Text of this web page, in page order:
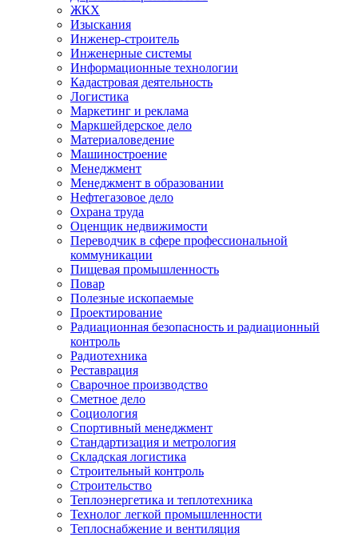
ЖКХ
Изыскания
Инженер-строитель
Инженерные системы
Информационные технологии
Кадастровая деятельность
Логистика
Маркетинг и реклама
Маркшейдерское дело
Материаловедение
Машиностроение
Менеджмент
Менеджмент в образовании
Нефтегазовое дело
Охрана труда
Оценщик недвижимости
Переводчик в сфере профессиональной
коммуникации
Пищевая промышленность
Повар
Полезные ископаемые
Проектирование
Радиационная безопасность и радиационный
контроль
Радиотехника
Реставрация
Сварочное производство
Сметное дело
Социология
Спортивный менеджмент
Стандартизация и метрология
Складская логистика
Строительный контроль
Строительство
Теплоэнергетика и теплотехника
Технолог легкой промышленности
Теплоснабжение и вентиляция